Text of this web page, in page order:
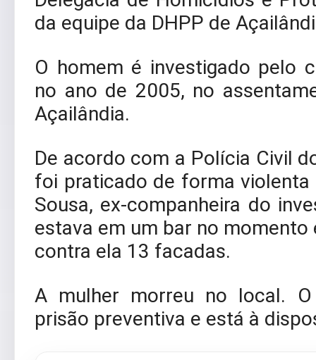
da equipe da DHPP de
O homem é investigado pelo
no ano de 2005, no
Açailândia.
De acordo com a Polícia Civil
foi praticado de forma violenta
Sousa, ex-companheira do
estava em um bar no
contra ela 13 facadas.
A mulher morreu no local.
prisão preventiva e está à